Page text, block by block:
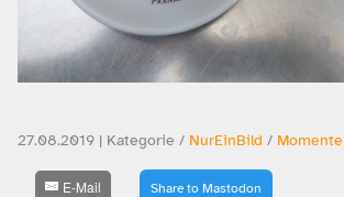
27.08.2019 | Kategorie / NurEinBild / Momente
E-Mail Share to Mastodon